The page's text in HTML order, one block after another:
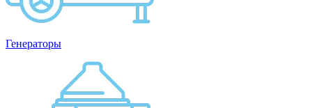
Генераторы